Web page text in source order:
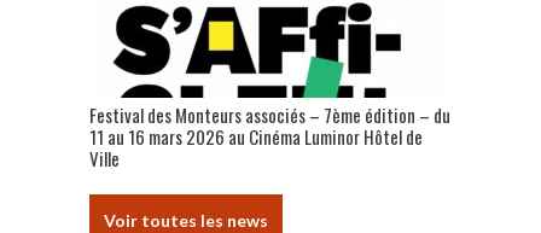
Festival des Monteurs associés – 7ème édition – du
11 au 16 mars 2026 au Cinéma Luminor Hôtel de
Ville
Voir toutes les news